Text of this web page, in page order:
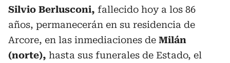
Silvio Berlusconi, fallecido hoy a los 86
años, permanecerán en su residencia de
Arcore, en las inmediaciones de Milán
(norte), hasta sus funerales de Estado, el